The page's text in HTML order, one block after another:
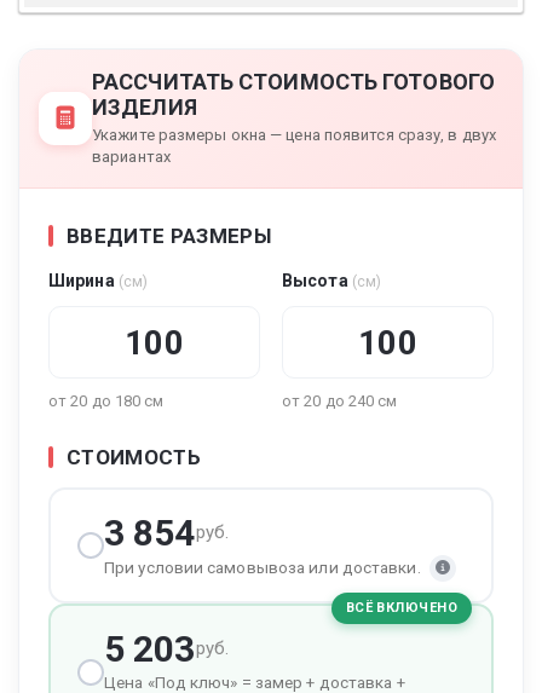
РАССЧИТАТЬ СТОИМОСТЬ ГОТОВОГО
ИЗДЕЛИЯ
Укажите размеры окна — цена появится сразу, в двух
вариантах
ВВЕДИТЕ РАЗМЕРЫ
Ширина (см)
от 20 до 180 см
Высота (см)
от 20 до 240 см
СТОИМОСТЬ
3 854руб.
При условии самовывоза или доставки.
ВСЁ ВКЛЮЧЕНО
5 203руб.
Цена «Под ключ» = замер + доставка +